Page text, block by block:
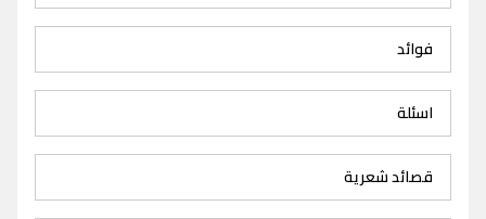
فوائد
اسئلة
قصائد شعرية